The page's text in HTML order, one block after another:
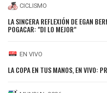
CICLISMO
LA SINCERA REFLEXIÓN DE EGAN
POGACAR: "DI LO MEJOR"
EN VIVO
LA COPA EN TUS MANOS, EN VIVO: